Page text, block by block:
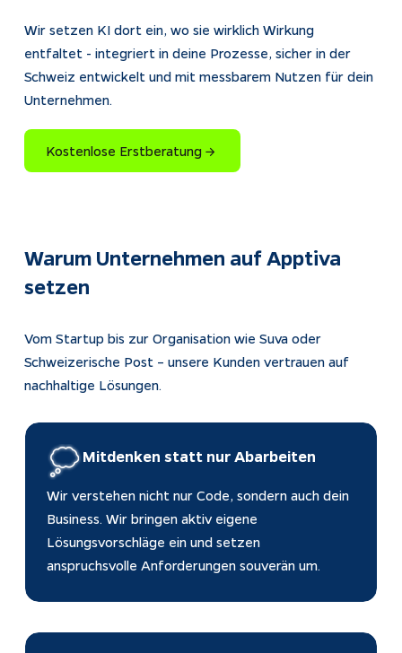
Wir setzen KI dort ein, wo sie wirklich Wirkung
entfaltet - integriert in deine Prozesse, sicher in der
Schweiz entwickelt und mit messbarem Nutzen für dein
Unternehmen.
Kostenlose Erstberatung → ​​​​‌ ‍ ​‍​‍‌‍ ‌ ​‍‌‍‍‌‌‍‌ ‌‍‍‌‌‍ ‍​‍​‍​ ‍‍​‍​‍‌ ​ ‌‍​‌‌‍ ‍‌‍‍‌‌ ‌​‌ ‍‌​‍ ‍‌‍‍‌‌‍ ​‍​‍​‍ ​​‍​‍‌‍‍​‌ ​‍‌‍‌‌‌‍‌‍​‍​‍​ ‍‍​‍​‍​‍ ‌ ​ ‌ ‌​‌ ‌‌‌‍‌​‌‍‍‌‌‍ ​‍ ‌‍‍‌‌‍ ‍‌ ‌​‌‍‌‌‌‍ ‍‌ ‌​​‍ ‌‍‌‌‌‍‌​‌‍‍‌‌ ‌​​‍ ‌‍ ‌‌‍ ‌‍‌​‌‍‌‌​ ‌‌ ​​‌ ​‍‌‍‌‌‌ ​ ‌‍‌‌‌‍ ‍‌ ‌​‌‍​‌‌ ‌​‌‍‍‌‌‍ ‌‍ ‍​ ‍ ‌‍‍‌‌‍‌​​ ‌‌‍‌​‌‍‌‍‌‍​‌​ ‌‍‌‍​‍​ ‍​‌‍​ ​ ‍​​‍ ‌​ ‌ ‌‍​ ​ ‌​‌‍‌​​‍ ‌​ ‌​​ ​​​ ‌‍​ ​ ​‍ ‌‌‍​‌​ ​ ‌‍​ ​ ‍‌​‍ ‌​ ​‍​ ‌‍​ ​ ‌‍‌‍‌‍‌​​ ‍‌​ ‌​​ ​‌​ ​​‌‍‌​‌‍​‍​ ​​​ ‍ ‌ ‌​‌ ‍‌‌ ​​‌‍‌‌​ ‌‌ ​ ‌‍‌‌‌ ​‍‌ ‌‍‌‍‍‌‌‍​ ‌‍‌‌​‍ ‌‌ ​​‌‍​‌‌‍‌ ‌‍‌‌​ ‍ ‌ ​​‌‍​‌‌ ‌​‌‍‍​​ ‌‌‍ ‌‌‍ ‌‍‌​‌ ‌‌‌‍ ​‌‍‌‌‌ ​ ​‍‌‌​ ‌‌‌​​‍‌‌ ‌‍‍ ‌‍‌‌‌ ‍‌​‍‌‌​ ​ ‌​‌​​‍‌‌​ ​ ‌​‌​​‍‌‌​ ​‍​ ​‍​ ​​​ ‌​​ ‌ ‌‍‌‌​ ‍​​ ‌‌​ ‍​‌‍​‌​ ​ ​ ‌​‌‍‌‌​ ‍‌‌‍‌‌‌‍​‍​ ​‌​ ​‍​ ‌​​ ​‌‌‍‌​​ ​‌‌‍‌‍‌‍‌​​ ​‍​ ​​‌‍‌‌​ ‍​​ ​ ​ ​ ​ ‍‌‌‍‌​‌‍​ ​ ‌‍​‍‌‌​ ​‍​ ​‍​‍‌‌​ ‌‌‌​‌​​‍ ‍‌‍​ ‌‍ ‌‍ ‍‌ ‌​‌‍‌‌‌‍ ‍‌ ‌​​‍‌‌​ ‌‌‌​​‍‌‌ ‌‍‍ ‌‍‌‌‌ ‍‌​‍‌‌​ ​ ‌​‌​​‍‌‌​ ​ ‌​‌​​‍‌‌​ ​‍​ ​‍​ ​‌​ ​‌‌‍‌‌​ ​ ​ ‌‌​ ​​‌‍‌​​ ​‌‌‍‌‌‌‍‌​‌‍​‍‌‍‌​​‍‌‌​ ​‍​ ​‍​‍‌‌​ ‌‌‌​‌​​‍ ‍‌‍ ‍‌‍​‌‌‍ ‌‌‍‌‌​ ‌‍​‍‌‍​‌‌ ​ ‌‍‌‌‌‌‌‌‌ ​‍‌‍ ​​ ‌​‍‌‌​ ​‍‌​‌‍‌ ​ ‌ ‌​‌ ‌‌‌‍‌​‌‍‍‌‌‍ ​‍‌‍‌‍‍‌‌‍‌​​ ‌‌‍‌​‌‍‌‍‌‍​‌​ ‌‍‌‍​‍​ ‍​‌‍​ ​ ‍​​‍ ‌​ ‌ ‌‍​ ​ ‌​‌‍‌​​‍ ‌​ ‌​​ ​​​ ‌‍​ ​ ​‍ ‌‌‍​‌​ ​ ‌‍​ ​ ‍‌​‍ ‌​ ​‍​ ‌‍​ ​ ‌‍‌‍‌‍‌​​ ‍‌​ ‌​​ ​‌​ ​​‌‍‌​‌‍​‍​ ​​​‍‌‍‌ ‌​‌ ‍‌‌ ​​‌‍‌‌​ ‌‌ ​ ‌‍‌‌‌ ​‍‌ ‌‍‌‍‍‌‌‍​ ‌‍‌‌​‍ ‌‌ ​​‌‍​‌‌‍‌ ‌‍‌‌​‍‌‍‌ ​​‌‍​‌‌ ‌​‌‍‍​​ ‌‌‍ ‌‌‍ ‌‍‌​‌ ‌‌‌‍ ​‌‍‌‌‌ ​ ​‍‌‌​ ‌‌‌​​‍‌‌ ‌‍‍ ‌‍‌‌‌ ‍‌​‍‌‌​ ​ ‌​‌​​‍‌‌​ ​ ‌​‌​​‍‌‌​ ​‍​ ​‍​ ​​​ ‌​​ ‌ ‌‍‌‌​ ‍​​ ‌‌​ ‍​‌‍​‌​ ​ ​ ‌​‌‍‌‌​ ‍‌‌‍‌‌‌‍​‍​ ​‌​ ​‍​ ‌​​ ​‌‌‍‌​​ ​‌‌‍‌‍‌‍‌​​ ​‍​ ​​‌‍‌‌​ ‍​​ ​ ​ ​ ​ ‍‌‌‍‌​‌‍​ ​ ‌‍​‍‌‌​ ​‍​ ​‍​‍‌‌​ ‌‌‌​‌​​‍ ‍‌‍​ ‌‍ ‌‍ ‍‌ ‌​‌‍‌‌‌‍ ‍‌ ‌​​‍‌‌​ ‌‌‌​​‍‌‌ ‌‍‍ ‌‍‌‌‌ ‍‌​‍‌‌​ ​ ‌​‌​​‍‌‌​ ​ ‌​‌​​‍‌‌​ ​‍​ ​‍​ ​‌​ ​‌‌‍‌‌​ ​ ​ ‌‌​ ​​‌‍‌​​ ​‌‌‍‌‌‌‍‌​‌‍​‍‌‍‌​​‍‌‌​ ​‍​ ​‍​‍‌‌​ ‌‌‌​‌​​‍ ‍‌‍ ‍‌‍​‌‌‍ ‌‌‍‌‌​‍​‍‌
Warum Unternehmen auf Apptiva
setzen
Vom Startup bis zur Organisation wie Suva oder
Schweizerische Post – unsere Kunden vertrauen auf
nachhaltige Lösungen.
Mitdenken statt nur Abarbeiten
Wir verstehen nicht nur Code, sondern auch dein
Business. Wir bringen aktiv eigene
Lösungsvorschläge ein und setzen
anspruchsvolle Anforderungen souverän um.